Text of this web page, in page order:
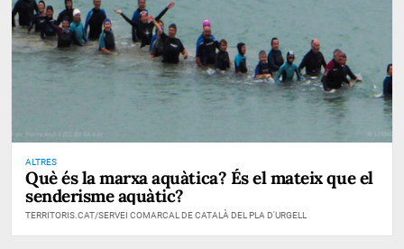
ALTRES
Què és la marxa aquàtica? És el mateix que el
senderisme aquàtic?
TERRITORIS.CAT/SERVEI COMARCAL DE CATALÀ DEL PLA D'URGELL